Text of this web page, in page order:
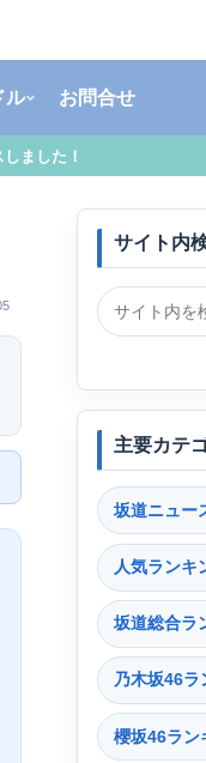
ル お問合せ
ました！
サイト内
主要カテ
坂道ニュー
人気ランキ
坂道総合ラ
乃木坂46ラ
櫻坂46ラン